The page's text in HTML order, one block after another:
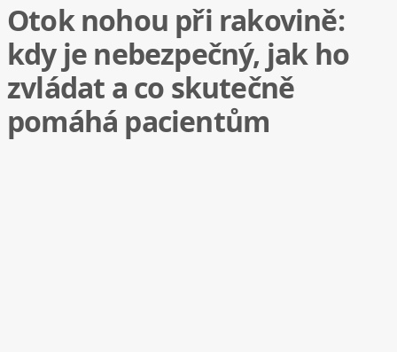
Otok nohou při rakovině:
kdy je nebezpečný, jak ho
zvládat a co skutečně
pomáhá pacientům